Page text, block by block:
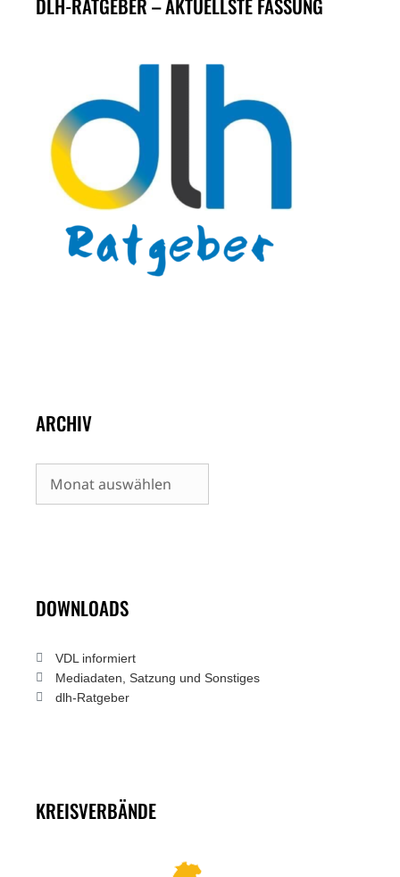
DLH-RATGEBER – AKTUELLSTE FASSUNG
ARCHIV
Archiv
DOWNLOADS
VDL informiert
Mediadaten, Satzung und Sonstiges
dlh-Ratgeber
KREISVERBÄNDE